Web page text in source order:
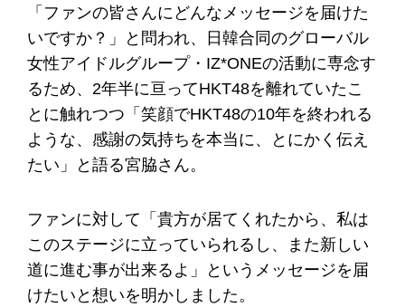
「ファンの皆さんにどんなメッセージを届けた
いですか？」と問われ、日韓合同のグローバル
女性アイドルグループ・IZ*ONEの活動に専念す
るため、2年半に亘ってHKT48を離れていたこ
とに触れつつ「笑顔でHKT48の10年を終われる
ような、感謝の気持ちを本当に、とにかく伝え
たい」と語る宮脇さん。
ファンに対して「貴方が居てくれたから、私は
このステージに立っていられるし、また新しい
道に進む事が出来るよ」というメッセージを届
けたいと想いを明かしました。